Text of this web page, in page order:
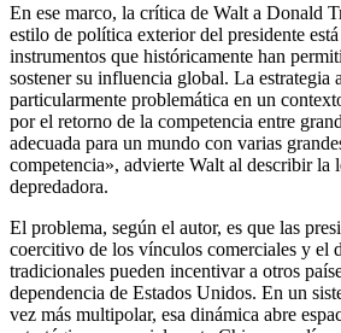
En ese marco, la crítica de Walt a Donald
estilo de política exterior del presidente
instrumentos que históricamente han
sostener su influencia global. La estrategia
particularmente problemática en un
por el retorno de la competencia entre
adecuada para un mundo con varias
competencia», advierte Walt al describir la
depredadora.
El problema, según el autor, es que las
coercitivo de los vínculos comerciales y el
tradicionales pueden incentivar a otros
dependencia de Estados Unidos. En un
vez más multipolar, esa dinámica abre